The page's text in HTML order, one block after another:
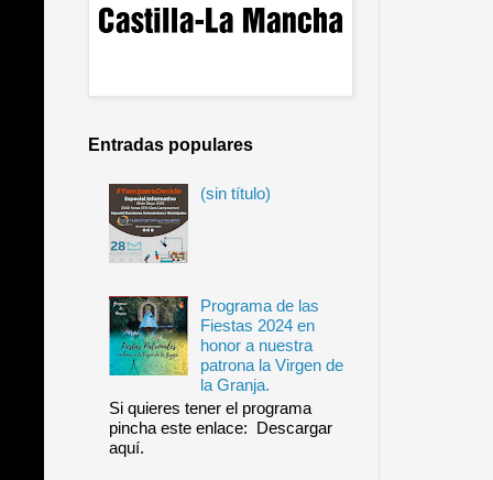
Entradas populares
(sin título)
Programa de las
Fiestas 2024 en
honor a nuestra
patrona la Virgen de
la Granja.
Si quieres tener el programa
pincha este enlace: Descargar
aquí.